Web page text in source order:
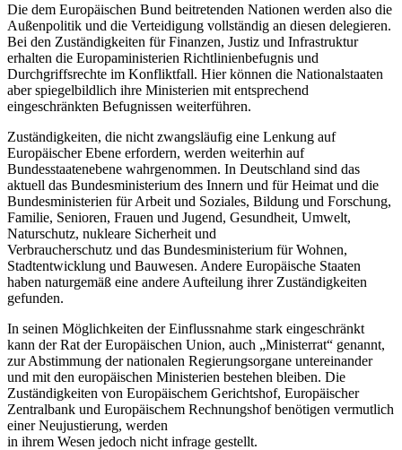
Die dem Europäischen Bund beitretenden Nationen werden also die
Außenpolitik und die Verteidigung vollständig an diesen delegieren.
Bei den Zuständigkeiten für Finanzen, Justiz und Infrastruktur
erhalten die Europaministerien Richtlinienbefugnis und
Durchgriffsrechte im Konfliktfall. Hier können die Nationalstaaten
aber spiegelbildlich ihre Ministerien mit entsprechend
eingeschränkten Befugnissen weiterführen.
Zuständigkeiten, die nicht zwangsläufig eine Lenkung auf
Europäischer Ebene erfordern, werden weiterhin auf
Bundesstaatenebene wahrgenommen. In Deutschland sind das
aktuell das Bundesministerium des Innern und für Heimat und die
Bundesministerien für Arbeit und Soziales, Bildung und Forschung,
Familie, Senioren, Frauen und Jugend, Gesundheit, Umwelt,
Naturschutz, nukleare Sicherheit und
Verbraucherschutz und das Bundesministerium für Wohnen,
Stadtentwicklung und Bauwesen. Andere Europäische Staaten
haben naturgemäß eine andere Aufteilung ihrer Zuständigkeiten
gefunden.
In seinen Möglichkeiten der Einflussnahme stark eingeschränkt
kann der Rat der Europäischen Union, auch „Ministerrat“ genannt,
zur Abstimmung der nationalen Regierungsorgane untereinander
und mit den europäischen Ministerien bestehen bleiben. Die
Zuständigkeiten von Europäischem Gerichtshof, Europäischer
Zentralbank und Europäischem Rechnungshof benötigen vermutlich
einer Neujustierung, werden
in ihrem Wesen jedoch nicht infrage gestellt.